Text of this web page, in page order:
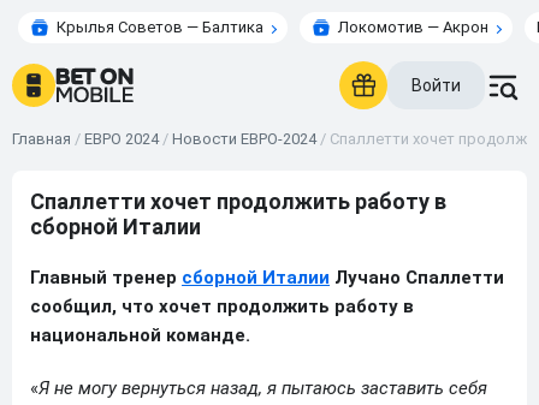
Крылья Советов — Балтика Локомотив — Акрон
Войти
Главная / ЕВРО 2024/ Новости ЕВРО-2024/ Спаллетти хочет
Спаллетти хочет продолжить работу в
сборной Италии
Главный тренер сборной Италии Лучано Спаллетти
сообщил, что хочет продолжить работу в
национальной команде.
«Я не могу вернуться назад, я пытаюсь заставить себя